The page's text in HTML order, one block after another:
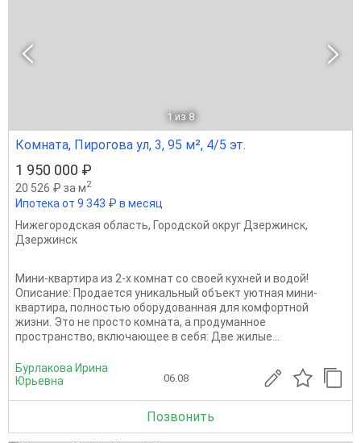
1 из 8
Комната, Пирогова ул, 3, 95 м², 4/5 эт.
1 950 000 ₽
20 526 ₽ за м2
Ипотека от 9 343 ₽ в месяц
Нижегородская область, Городской округ Дзержинск,
Дзержинск
Мини-квартира из 2-х комнат со своей кухней и водой!
Описание: Продается уникальный объект уютная мини-
квартира, полностью оборудованная для комфортной
жизни. Это не просто комната, а продуманное
пространство, включающее в себя: Две жилые...
Бурлакова Ирина
Юрьевна
06.08
Позвонить